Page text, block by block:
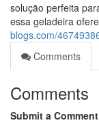
solução perfeita
essa geladeira
blogs.com/
Comments
Comments
Submit a Comment